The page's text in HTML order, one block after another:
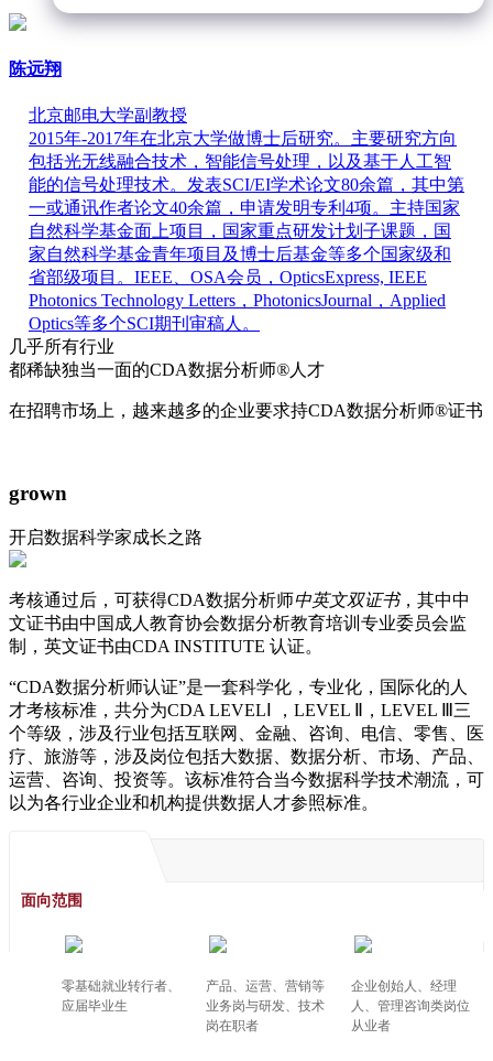
陈远翔
北京邮电大学副教授
2015年-2017年在北京大学做博士后研究。主要研究方向
包括光无线融合技术，智能信号处理，以及基于人工智
能的信号处理技术。发表SCI/EI学术论文80余篇，其中第
一或通讯作者论文40余篇，申请发明专利4项。主持国家
自然科学基金面上项目，国家重点研发计划子课题，国
家自然科学基金青年项目及博士后基金等多个国家级和
省部级项目。IEEE、OSA会员，OpticsExpress, IEEE
Photonics Technology Letters，PhotonicsJournal，Applied
Optics等多个SCI期刊审稿人。
几乎所有行业
都稀缺独当一面的CDA数据分析师®人才
在招聘市场上，越来越多的企业要求持CDA数据分析师®证书
grown
开启数据科学家成长之路
考核通过后，可获得CDA数据分析师中英文双证书，其中中
文证书由中国成人教育协会数据分析教育培训专业委员会监
制，英文证书由CDA INSTITUTE 认证。
“CDA数据分析师认证”是一套科学化，专业化，国际化的人
才考核标准，共分为CDA LEVELⅠ ，LEVEL Ⅱ，LEVEL Ⅲ三
个等级，涉及行业包括互联网、金融、咨询、电信、零售、医
疗、旅游等，涉及岗位包括大数据、数据分析、市场、产品、
运营、咨询、投资等。该标准符合当今数据科学技术潮流，可
以为各行业企业和机构提供数据人才参照标准。
面向范围
零基础就业转行者、
应届毕业生
产品、运营、营销等
业务岗与研发、技术
岗在职者
企业创始人、经理
人、管理咨询类岗位
从业者